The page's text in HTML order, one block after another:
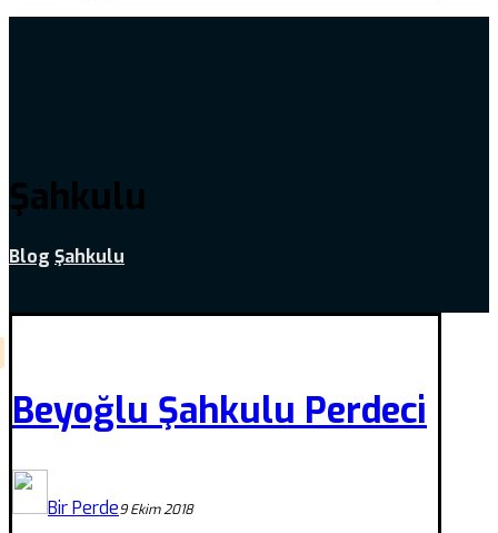
Şahkulu
Blog Şahkulu
Beyoğlu Şahkulu Perdeci
Bir Perde9 Ekim 2018